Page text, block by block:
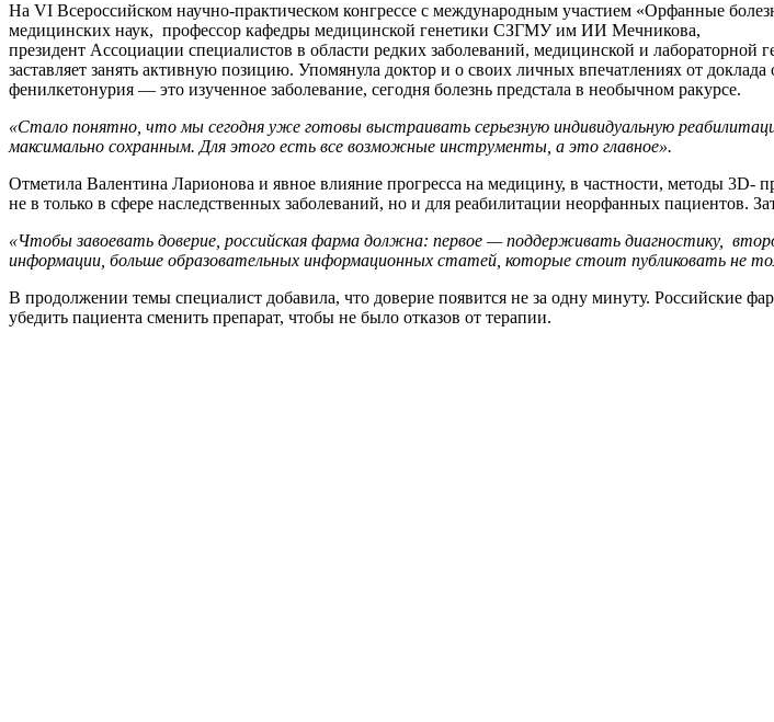
На VI Всероссийском научно-практическом конгрессе с международным участием «Орфанные
медицинских наук, профессор кафедры медицинской генетики СЗГМУ им ИИ Мечникова,
президент Ассоциации специалистов в области редких заболеваний, медицинской и
заставляет занять активную позицию. Упомянула доктор и о своих личных впечатлениях от
фенилкетонурия — это изученное заболевание, сегодня болезнь предстала в необычном ракурсе.
«Стало понятно, что мы сегодня уже готовы выстраивать серьезную индивидуальную
максимально сохранным. Для этого есть все возможные инструменты, а это главное».
Отметила Валентина Ларионова и явное влияние прогресса на медицину, в частности, методы 3D-
не в только в сфере наследственных заболеваний, но и для реабилитации неорфанных пациентов.
«Чтобы завоевать доверие, российская фарма должна: первое — поддерживать диагностику,
информации, больше образовательных информационных статей, которые стоит публиковать не
В продолжении темы специалист добавила, что доверие появится не за одну минуту. Российские
убедить пациента сменить препарат, чтобы не было отказов от терапии.